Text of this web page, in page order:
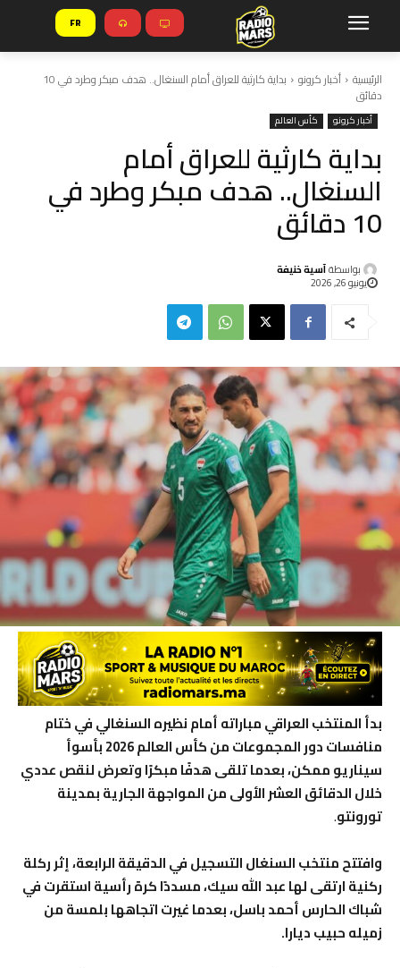
FR
الرئيسية أخبار كرونو بداية كارثية للعراق أمام السنغال.. هدف مبكر وطرد في 10
دقائق
أخبار كرونو كأس العالم
بداية كارثية للعراق أمام
السنغال.. هدف مبكر وطرد في
10 دقائق
بواسطةآسية خنيفة
يونيو 26, 2026
بدأ المنتخب العراقي مباراته أمام نظيره السنغالي في ختام
منافسات دور المجموعات من كأس العالم 2026 بأسوأ
سيناريو ممكن، بعدما تلقى هدفًا مبكرًا وتعرض لنقص عددي
خلال الدقائق العشر الأولى من المواجهة الجارية بمدينة
تورونتو.
وافتتح منتخب السنغال التسجيل في الدقيقة الرابعة، إثر ركلة
ركنية ارتقى لها عبد الله سيك، مسددًا كرة رأسية استقرت في
شباك الحارس أحمد باسل، بعدما غيرت اتجاهها بلمسة من
زميله حبيب ديارا.